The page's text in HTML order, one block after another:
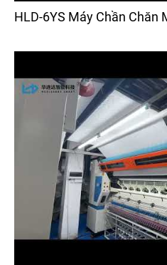
HLD-6YS Máy Chần Chăn